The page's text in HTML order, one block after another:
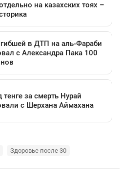
Здоровье после 30